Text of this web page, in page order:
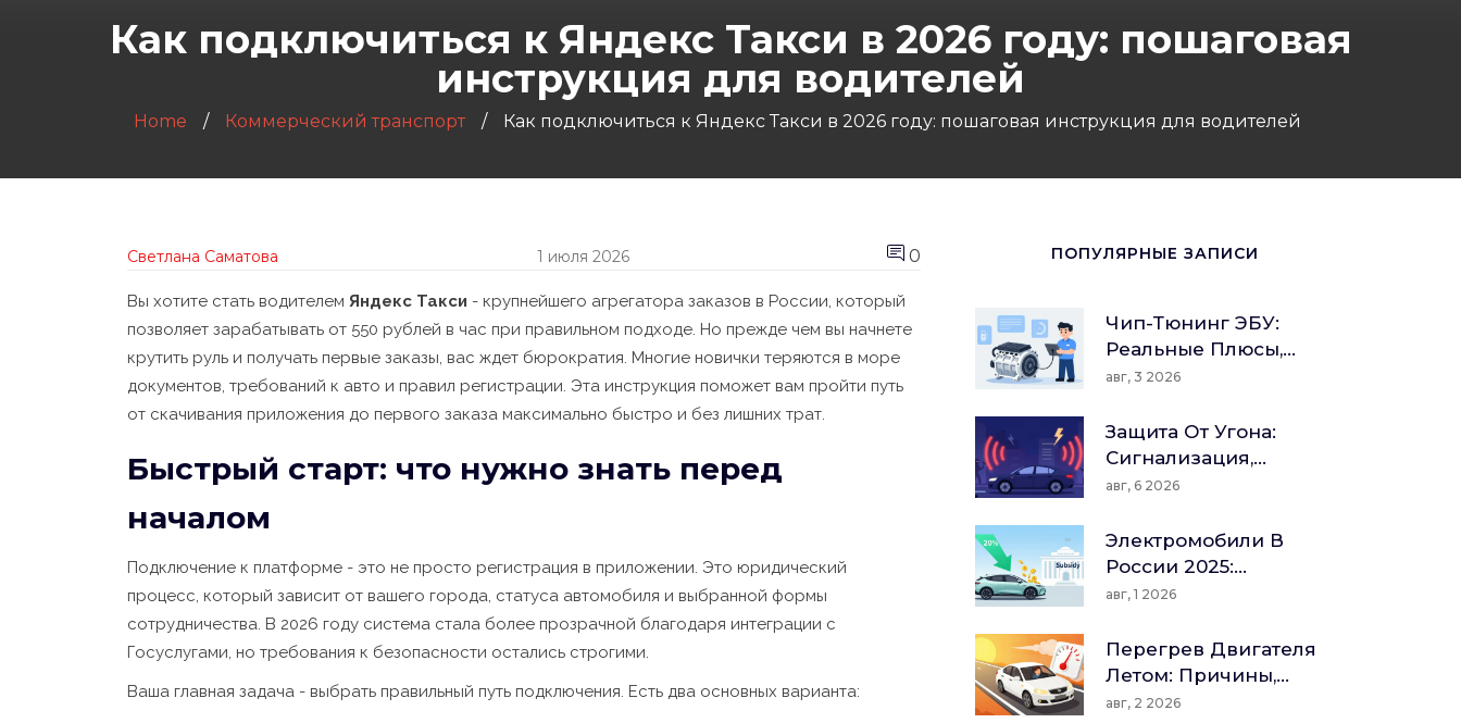
Как подключиться к Яндекс Такси в 2026 году: пошаговая
инструкция для водителей
Home Коммерческий транспорт Как подключиться к Яндекс Такси в 2026 году: пошаговая инструкция для водителей
Светлана Саматова 1 июля 2026 0
Вы хотите стать водителем Яндекс Такси - крупнейшего агрегатора заказов в России, который
позволяет зарабатывать от 550 рублей в час при правильном подходе. Но прежде чем вы начнете
крутить руль и получать первые заказы, вас ждет бюрократия. Многие новички теряются в море
документов, требований к авто и правил регистрации. Эта инструкция поможет вам пройти путь
от скачивания приложения до первого заказа максимально быстро и без лишних трат.
Быстрый старт: что нужно знать перед
началом
Подключение к платформе - это не просто регистрация в приложении. Это юридический
процесс, который зависит от вашего города, статуса автомобиля и выбранной формы
сотрудничества. В 2026 году система стала более прозрачной благодаря интеграции с
Госуслугами, но требования к безопасности остались строгими.
Ваша главная задача - выбрать правильный путь подключения. Есть два основных варианта:
ПОПУЛЯРНЫЕ ЗАПИСИ
Чип-Тюнинг ЭБУ:
Реальные Плюсы,
Риски И Правда О
авг, 3 2026
Защита От Угона:
Сигнализация,
Иммобилайзер И
Блокировки -
Полный Гид По
Безопасности В 2026
авг, 6 2026
Электромобили В
России 2025:
Реальные Цены,
И Подводные Камни
авг, 1 2026
Перегрев Двигателя
Летом: Причины,
Признаки И
авг, 2 2026